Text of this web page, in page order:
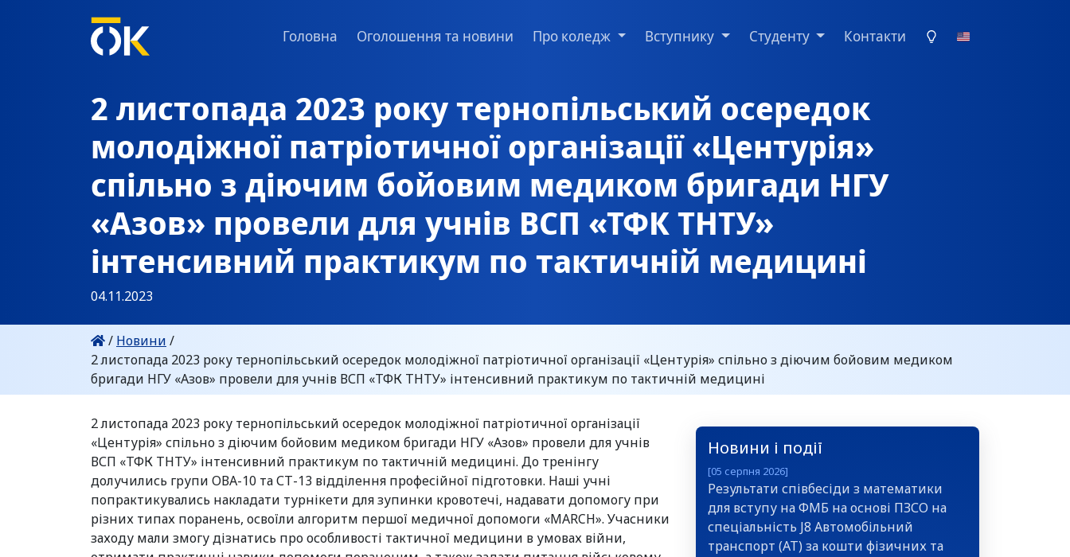
Головна Оголошення та новини Про коледж Вступнику Студенту Контакти
2 листопада 2023 року тернопільський осередок
молодіжної патріотичної організації «Центурія»
спільно з діючим бойовим медиком бригади НГУ
«Азов» провели для учнів ВСП «ТФК ТНТУ»
інтенсивний практикум по тактичній медицині
04.11.2023
/ Новини /
2 листопада 2023 року тернопільський осередок молодіжної патріотичної організації «Центурія» спільно з діючим бойовим медиком
бригади НГУ «Азов» провели для учнів ВСП «ТФК ТНТУ» інтенсивний практикум по тактичній медицині
2 листопада 2023 року тернопільський осередок молодіжної патріотичної організації
«Центурія» спільно з діючим бойовим медиком бригади НГУ «Азов» провели для учнів
ВСП «ТФК ТНТУ» інтенсивний практикум по тактичній медицині. До тренінгу
долучились групи ОВА-10 та СТ-13 відділення професійної підготовки. Наші учні
попрактикувались накладати турнікети для зупинки кровотечі, надавати допомогу при
різних типах поранень, освоїли алгоритм першої медичної допомоги «MARCH». Учасники
заходу мали змогу дізнатись про особливості тактичної медицини в умовах війни,
Новини і події
[05 серпня 2026]
Результати співбесіди з математики
для вступу на ФМБ на основі ПЗСО на
спеціальність J8 Автомобільний
транспорт (АТ) за кошти фізичних та